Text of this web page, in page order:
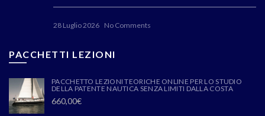
28 Luglio 2026 No Comments
PACCHETTI LEZIONI
PACCHETTO LEZIONI TEORICHE ONLINE PER LO STUDIO
DELLA PATENTE NAUTICA SENZA LIMITI DALLA COSTA
660,00€